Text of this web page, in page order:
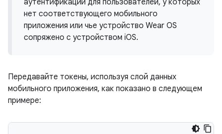
аутентификации для пользователей, у которых
нет соответствующего мобильного
приложения или чье устройство Wear OS
сопряжено с устройством iOS.
Передавайте токены, используя слой данных
мобильного приложения, как показано в следующем
примере: